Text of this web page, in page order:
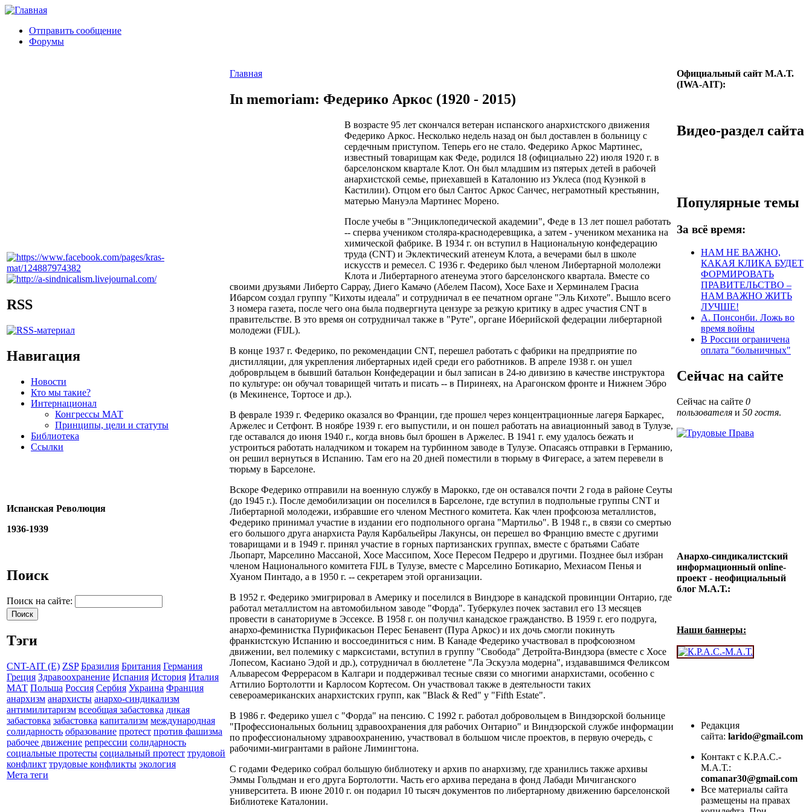
Отправить сообщение
Форумы
RSS
Навигация
Новости
Кто мы такие?
Интернационал
Конгрессы МАТ
Принципы, цели и статуты
Библиотека
Ссылки
Испанская Революция
1936-1939
Поиск
Поиск на сайте:
Тэги
CNT-AIT (E) ZSP Бразилия Британия Германия
Греция Здравоохранение Испания История Италия
МАТ Польша Россия Сербия Украина Франция
анархизм анархисты анархо-синдикализм
антимилитаризм всеобщая забастовка дикая
забастовка забастовка капитализм международная
солидарность образование протест против фашизма
рабочее движение репрессии солидарность
социальные протесты социальный протест трудовой
конфликт трудовые конфликты экология
Мета теги
Главная
In memoriam: Федерико Аркос (1920 - 2015)
В возрасте 95 лет скончался ветеран испанского анархистского движения
Федерико Аркос. Несколько недель назад он был доставлен в больницу с
сердечным приступом. Теперь его не стало. Федерико Аркос Мартинес,
известный товарищам как Феде, родился 18 (официально 22) июля 1920 г. в
барселонском квартале Клот. Он был младшим из пятерых детей в рабочей
анархистской семье, приехавшей в Каталонию из Уклеса (под Куэнкой в
Кастилии). Отцом его был Сантос Аркос Санчес, неграмотный крестьянин,
матерью Мануэла Мартинес Морено.
После учебы в "Энциклопедической академии", Феде в 13 лет пошел работать
-- сперва учеником столяра-краснодеревщика, а затем - учеником механика на
химической фабрике. В 1934 г. он вступил в Национальную конфедерацию
труда (CNT) и Эклектический атенеум Клота, а вечерами был в школе
искусств и ремесел. С 1936 г. Федерико был членом Либертарной мололежи
Клота и Либертарного атенеума этого барселонского квартала. Вместе со
своими друзьями Либерто Саррау, Диего Камачо (Абелем Пасом), Хосе Бахе и Херминалем Грасиа
Ибарсом создал группу "Кихоты идеала" и сотрудничал в ее печатном органе "Эль Кихоте". Вышло всего
3 номера газета, после чего она была подвергнута цензуре за резкую критику в адрес участия CNT в
правительстве. В это время он сотрудничал также в "Руте", органе Иберийской федерации либертарной
молодежи (FIJL).
В конце 1937 г. Федерико, по рекомендации CNT, перешел работать с фабрики на предприятие по
дистилляции, для укрепления либертарных идей среди его работников. В апреле 1938 г. он ушел
доброврльцем в бывший батальон Конфедерации и был записан в 24-ю дивизию в качестве инструктора
по культуре: он обучал товарищей читать и писать -- в Пиринеях, на Арагонском фронте и Нижнем Эбро
(в Мекиненсе, Тортосе и др.).
В феврале 1939 г. Федерико оказался во Франции, где прошел через концентрационные лагеря Баркарес,
Аржелес и Сетфонт. В ноябре 1939 г. его выпустили, и он пошел работать на авиационный завод в Тулузе,
где оставался до июня 1940 г., когда вновь был брошен в Аржелес. В 1941 г. ему удалось бежать и
устроиться работать наладчиком и токарем на турбинном заводе в Тулузе. Опасаясь отправки в Германию,
он решил вернуться в Испанию. Там его на 20 дней поместили в тюрьму в Фигерасе, а затем перевели в
тюрьму в Барселоне.
Вскоре Федерико отправили на военную службу в Марокко, где он оставался почти 2 года в районе Сеуты
(до 1945 г.). После демобилизации он поселился в Барселоне, где вступил в подпольные группы CNT и
Либертарной молодежи, избравшие его членом Местного комитета. Как член профсоюза металлистов,
Федерико принимал участие в издании его подпольного органа "Мартильо". В 1948 г., в связи со смертью
его большого друга анархиста Рауля Карбальейры Лакунсы, он перешел во Францию вместе с другими
товарищами и в 1949 г. принял участие в горных партизанских группах, вместе с братьями Сабате
Льопарт, Марселино Массаной, Хосе Массипом, Хосе Пересом Педреро и другими. Позднее был избран
членом Национального комитета FIJL в Тулузе, вместе с Марселино Ботикарио, Мехиасом Пенья и
Хуаном Пинтадо, а в 1950 г. -- секретарем этой организации.
В 1952 г. Федерико эмигрировал в Америку и поселился в Виндзоре в канадской провинции Онтарио, где
работал металлистом на автомобильном заводе "Форда". Туберкулез почек заставил его 13 месяцев
провести в санаториуме в Эссексе. В 1958 г. он получил канадское гражданство. В 1959 г. его подруга,
анархо-феминистка Пурификасьон Перес Бенавент (Пура Аркос) и их дочь смогли покинуть
франкистскую Испанию и воссоединиться с ним. В Канаде Федерико участвовал в профсоюзном
движении, вел полемику с марксистами, вступил в группу "Свобода" Детройта-Виндзора (вместе с Хосе
Лопесом, Касиано Эдой и др.), сотрудничал в бюллетене "Ла Эскуэла модерна", издававшимся Феликсом
Альваресом Феррерасом в Калгари и поддерживал тесные связи со многими анархистами, особенно с
Аттилио Бортолотти и Карлосом Кортесом. Он участвовал также в деятельности таких
североамериканских анархистских групп, как "Black & Red" y "Fifth Estate".
В 1986 г. Федерико ушел с "Форда" на пенсию. С 1992 г. работал добровольцем в Виндзорской больнице
"Профессиональных больниц здравоохранения для рабочих Онтарио" и Виндзорской службе информации
по профессиональному здравоохранению, участвовал в большом числе проектов, в первую очередь, с
рабочими-мигрантами в районе Лимингтона.
С годами Федерико собрал большую библиотеку и архив по анархизму, где хранились также архивы
Эммы Гольдман и его друга Бортолотти. Часть его архива передана в фонд Лабади Мичиганского
университета. В июне 2010 г. он подарил 10 тысяч документов по либертарному движению барселонской
Библиотеке Каталонии.
Официальный сайт М.А.Т.
(IWA-AIT):
Видео-раздел сайта
Популярные темы
За всё время:
НАМ НЕ ВАЖНО,
КАКАЯ КЛИКА БУДЕТ
ФОРМИРОВАТЬ
ПРАВИТЕЛЬСТВО –
НАМ ВАЖНО ЖИТЬ
ЛУЧШЕ!
А. Понсонби. Ложь во
время войны
В России ограничена
оплата "больничных"
Сейчас на сайте
Сейчас на сайте 0
пользователя и 50 гостя.
Анархо-синдикалистский
информационный online-
проект - неофициальный
блог М.А.Т.:
Наши баннеры:
Редакция
сайта: larido@gmail.com
Контакт с К.Р.А.С.-
М.А.Т.:
comanar30@gmail.com
Все материалы сайта
размещены на правах